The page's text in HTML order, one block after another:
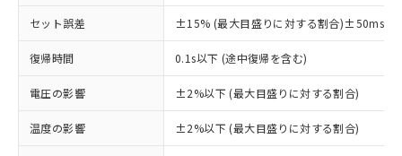
セット誤差 ±15% (最大目盛りに対する割合)±50ms以
復帰時間 0.1s以下 (途中復帰を含む)
電圧の影響 ±2%以下 (最大目盛りに対する割合)
温度の影響 ±2%以下 (最大目盛りに対する割合)
対応済み：EU RoHS指令（10物質）の
非含有に対応した製品が提供可能な商品で
す。
対応予定：EU RoHS指令（10物質）の非含